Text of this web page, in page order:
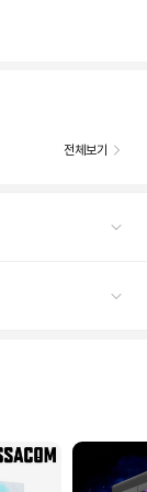
전체보기